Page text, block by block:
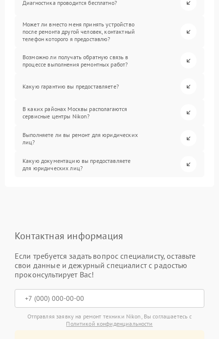
Диагностика проводится бесплатно?
Может ли вместо меня принять устройство
после ремонта другой человек, контактный
телефон которого я предоставлю?
Возможно ли получать обратную связь в
процессе выполнения ремонтных работ?
Какую гарантию вы предоставляете?
В каких районах Москвы располагаются
сервисные центры Nikon?
Выполняете ли вы ремонт для юридических
лиц?
Какую документацию вы предоставляете
для юридических лиц?
Контактная информация
Если требуется задать вопрос специалисту, оставьте
свои данные и дежурный специалист с радостью
проконсультирует Вас!
Отправляя заявку на ремонт техники Nikon, Вы соглашаетесь с
Политикой конфиденциальности